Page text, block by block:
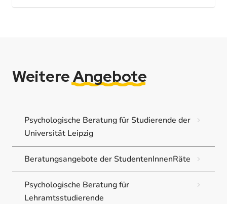
WeitereAngebote
Psychologische Beratung für Studierende der
Universität Leipzig
Beratungsangebote der StudentenInnenRäte
Psychologische Beratung für
Lehramtsstudierende